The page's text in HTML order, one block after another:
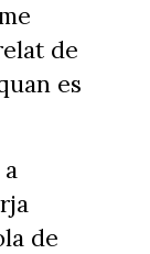
de
es
de